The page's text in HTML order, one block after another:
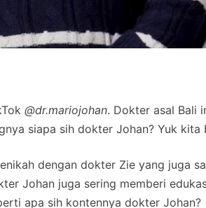
@dr.mariojohan. Dokter asal Bali
siapa sih dokter Johan? Yuk kita
dengan dokter Zie yang juga
Johan juga sering memberi
apa sih kontennya dokter Johan?